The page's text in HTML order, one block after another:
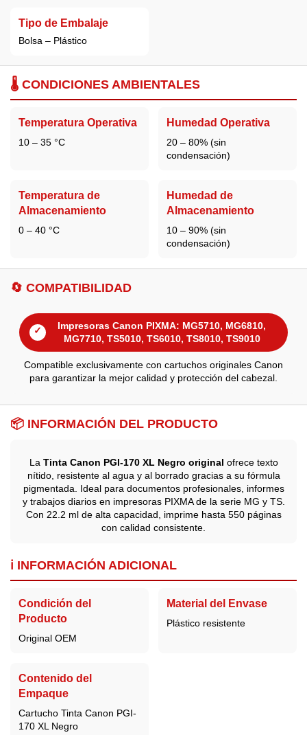
Tipo de Embalaje
Bolsa – Plástico
🌡️ CONDICIONES AMBIENTALES
Temperatura Operativa
10 – 35 °C
Humedad Operativa
20 – 80% (sin
condensación)
Temperatura de
Almacenamiento
0 – 40 °C
Humedad de
Almacenamiento
10 – 90% (sin
condensación)
🔄 COMPATIBILIDAD
✓
Impresoras Canon PIXMA: MG5710, MG6810,
MG7710, TS5010, TS6010, TS8010, TS9010
Compatible exclusivamente con cartuchos originales Canon
para garantizar la mejor calidad y protección del cabezal.
📦 INFORMACIÓN DEL PRODUCTO
La Tinta Canon PGI-170 XL Negro original ofrece texto
nítido, resistente al agua y al borrado gracias a su fórmula
pigmentada. Ideal para documentos profesionales, informes
y trabajos diarios en impresoras PIXMA de la serie MG y TS.
Con 22.2 ml de alta capacidad, imprime hasta 550 páginas
con calidad consistente.
ℹ️ INFORMACIÓN ADICIONAL
Condición del
Producto
Original OEM
Material del Envase
Plástico resistente
Contenido del
Empaque
Cartucho Tinta Canon PGI-
170 XL Negro